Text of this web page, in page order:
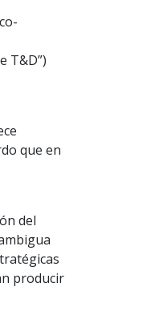
T&D”)
que en
del
producir